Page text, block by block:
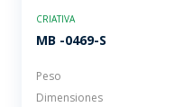
CRIATIVA
MB -0469-S
Peso
Dimensiones